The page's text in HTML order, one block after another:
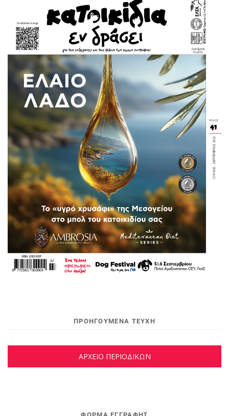
ΠΡΟΗΓΟΥΜΕΝΑ ΤΕΥΧΗ
ΑΡΧΕΙΟ ΠΕΡΙΟΔΙΚΩΝ